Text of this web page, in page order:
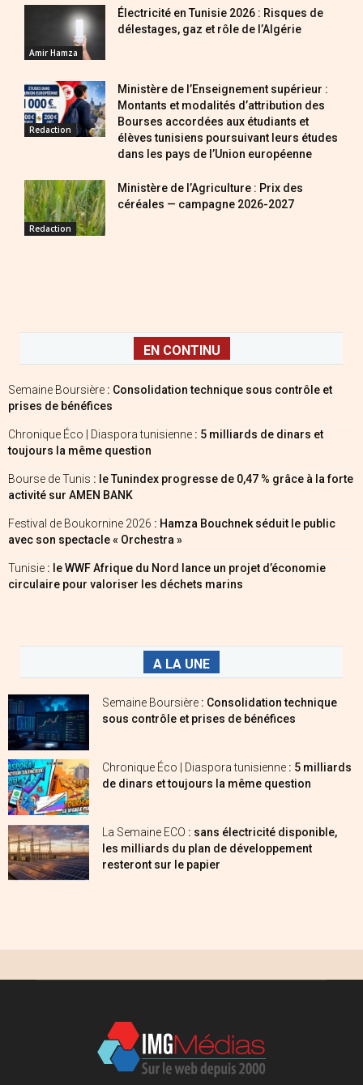
Amir Hamza
Électricité en Tunisie 2026 : Risques de
délestages, gaz et rôle de l’Algérie
Redaction
Ministère de l’Enseignement supérieur :
Montants et modalités d’attribution des
Bourses accordées aux étudiants et
élèves tunisiens poursuivant leurs études
dans les pays de l’Union européenne
Redaction
Ministère de l’Agriculture : Prix des
céréales — campagne 2026-2027
EN CONTINU
Semaine Boursière : Consolidation technique sous contrôle et
prises de bénéfices
Chronique Éco | Diaspora tunisienne : 5 milliards de dinars et
toujours la même question
Bourse de Tunis : le Tunindex progresse de 0,47 % grâce à la forte
activité sur AMEN BANK
Festival de Boukornine 2026 : Hamza Bouchnek séduit le public
avec son spectacle « Orchestra »
Tunisie : le WWF Afrique du Nord lance un projet d’économie
circulaire pour valoriser les déchets marins
A LA UNE
Semaine Boursière : Consolidation technique
sous contrôle et prises de bénéfices
Chronique Éco | Diaspora tunisienne : 5 milliards
de dinars et toujours la même question
La Semaine ECO : sans électricité disponible,
les milliards du plan de développement
resteront sur le papier